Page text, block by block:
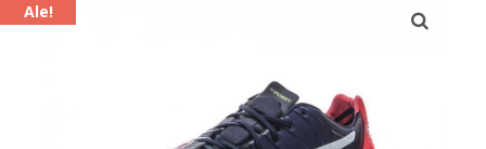
Ale!